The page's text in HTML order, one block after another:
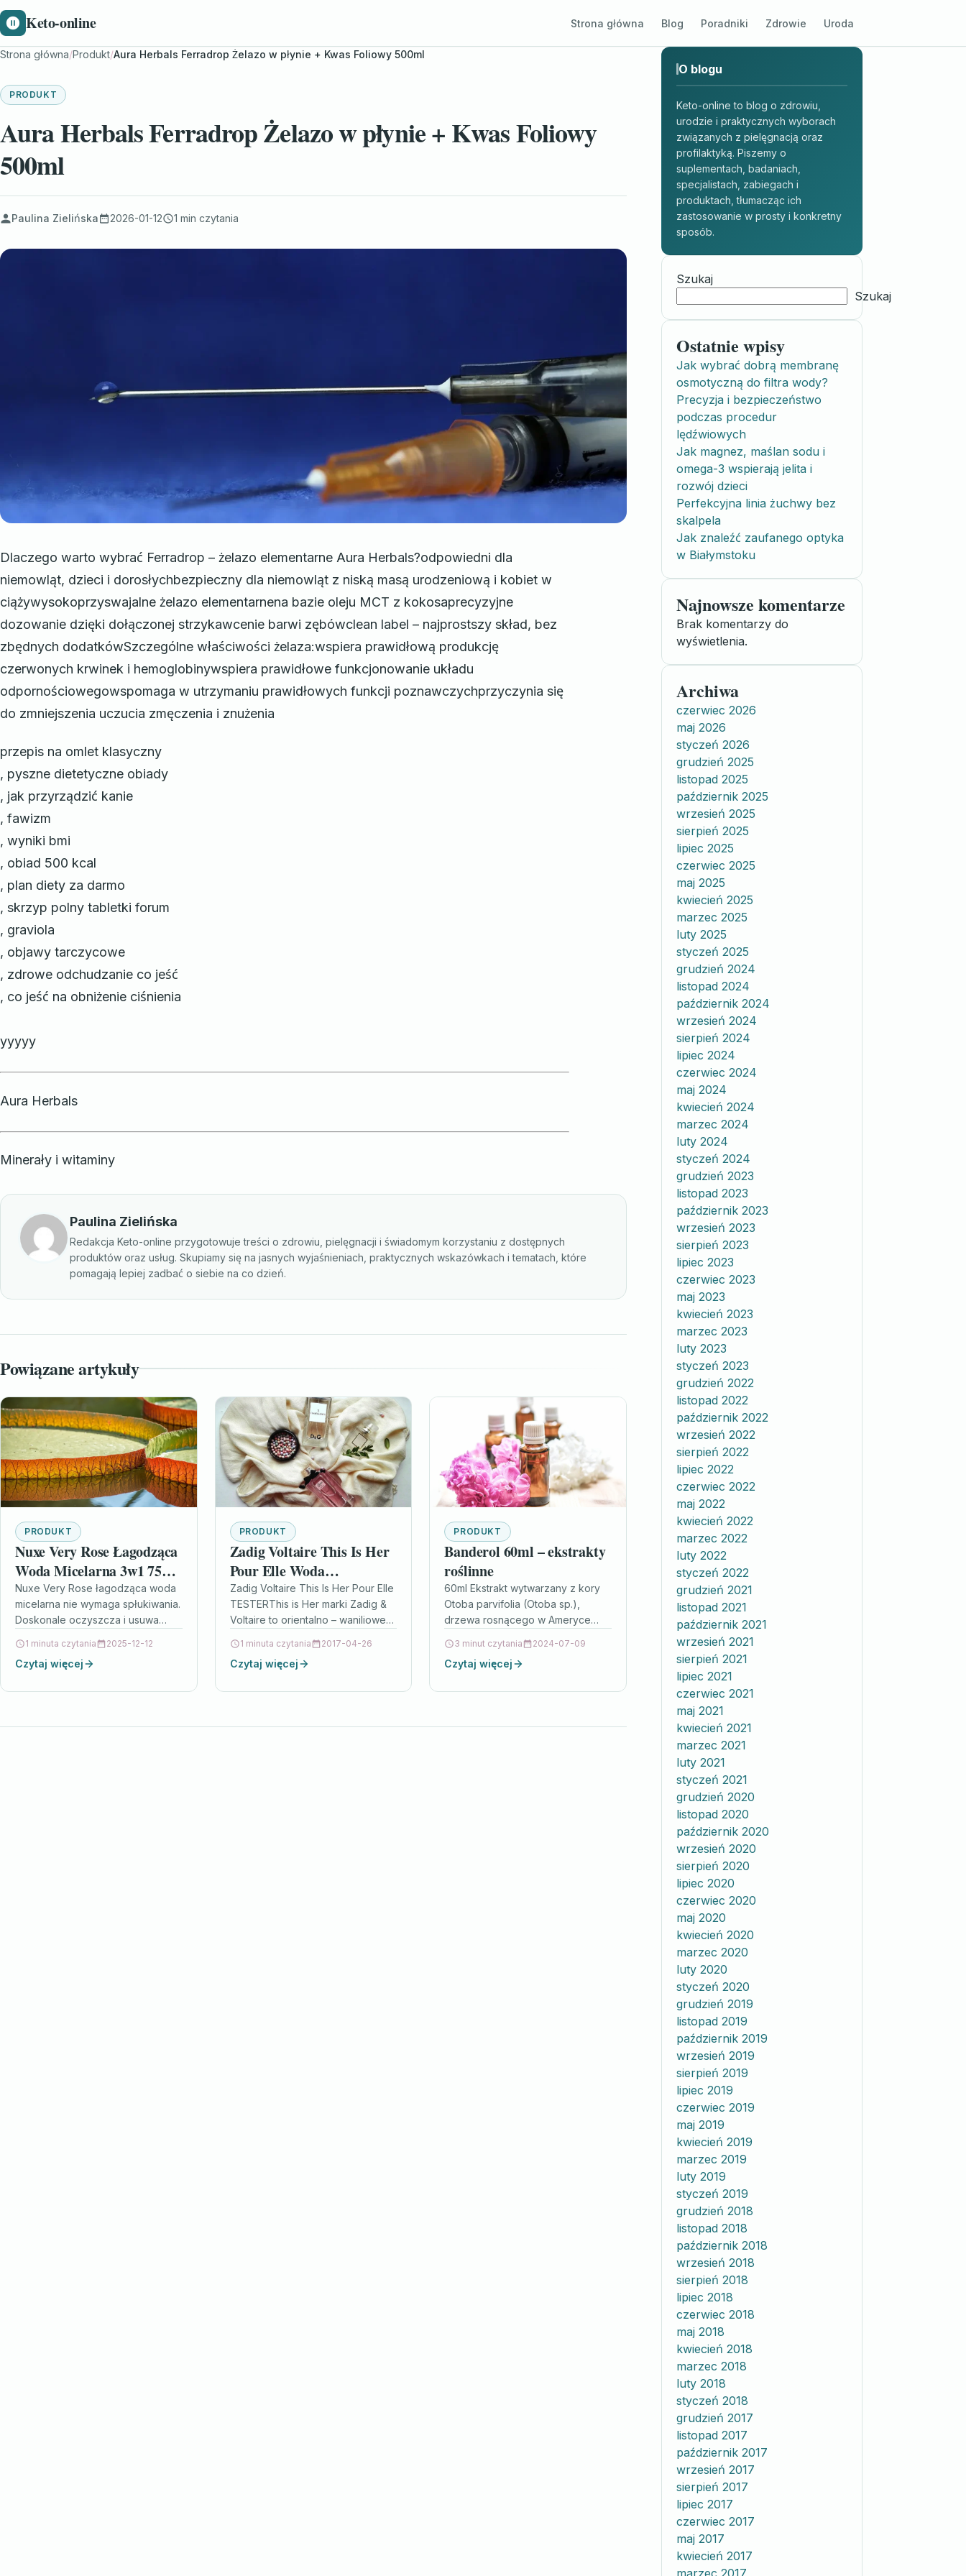
Keto-online Strona główna Blog Poradniki Zdrowie Uroda
Strona główna/Produkt/Aura Herbals Ferradrop Żelazo w płynie + Kwas Foliowy 500ml
PRODUKT
Aura Herbals Ferradrop Żelazo w płynie + Kwas Foliowy
500ml
Paulina Zielińska 2026-01-12 1 min czytania
Dlaczego warto wybrać Ferradrop – żelazo elementarne Aura Herbals?odpowiedni dla
niemowląt, dzieci i dorosłychbezpieczny dla niemowląt z niską masą urodzeniową i kobiet w
ciążywysokoprzyswajalne żelazo elementarnena bazie oleju MCT z kokosaprecyzyjne
dozowanie dzięki dołączonej strzykawcenie barwi zębówclean label – najprostszy skład, bez
zbędnych dodatkówSzczególne właściwości żelaza:wspiera prawidłową produkcję
czerwonych krwinek i hemoglobinywspiera prawidłowe funkcjonowanie układu
odpornościowegowspomaga w utrzymaniu prawidłowych funkcji poznawczychprzyczynia się
do zmniejszenia uczucia zmęczenia i znużenia
przepis na omlet klasyczny
, pyszne dietetyczne obiady
, jak przyrządzić kanie
, fawizm
, wyniki bmi
, obiad 500 kcal
, plan diety za darmo
, skrzyp polny tabletki forum
, graviola
, objawy tarczycowe
, zdrowe odchudzanie co jeść
, co jeść na obniżenie ciśnienia
yyyyy
Aura Herbals
Minerały i witaminy
Paulina Zielińska
Redakcja Keto-online przygotowuje treści o zdrowiu, pielęgnacji i świadomym korzystaniu z dostępnych
produktów oraz usług. Skupiamy się na jasnych wyjaśnieniach, praktycznych wskazówkach i tematach, które
pomagają lepiej zadbać o siebie na co dzień.
Powiązane artykuły
PRODUKT
Nuxe Very Rose Łagodząca
Woda Micelarna 3w1 750
ml
Nuxe Very Rose łagodząca woda
micelarna nie wymaga spłukiwania.
Doskonale oczyszcza i usuwa
Testowana pod kontrolą
dermatologiczną. Ma subtelny…
1 minuta czytania 2025-12-12
Czytaj więcej
PRODUKT
Zadig Voltaire This Is Her
Pour Elle Woda
Perfumowana 100ml Tester
Zadig Voltaire This Is Her Pour Elle
TESTERThis is Her marki Zadig &
Voltaire to orientalno – waniliowe
1 minuta czytania 2017-04-26
Czytaj więcej
PRODUKT
Banderol 60ml – ekstrakty
roślinne
60ml Ekstrakt wytwarzany z kory
Otoba parvifolia (Otoba sp.),
drzewa rosnącego w Ameryce
skuteczny przeciwko Borrelia
burgdorferi i koinfekcjom
3 minut czytania 2024-07-09
Czytaj więcej
O blogu
Keto-online to blog o zdrowiu,
urodzie i praktycznych wyborach
związanych z pielęgnacją oraz
profilaktyką. Piszemy o
suplementach, badaniach,
specjalistach, zabiegach i
produktach, tłumacząc ich
zastosowanie w prosty i konkretny
sposób.
Szukaj
Szukaj
Ostatnie wpisy
Jak wybrać dobrą membranę
osmotyczną do filtra wody?
Precyzja i bezpieczeństwo
podczas procedur
lędźwiowych
Jak magnez, maślan sodu i
omega-3 wspierają jelita i
rozwój dzieci
Perfekcyjna linia żuchwy bez
skalpela
Jak znaleźć zaufanego optyka
w Białymstoku
Najnowsze komentarze
Brak komentarzy do
wyświetlenia.
Archiwa
czerwiec 2026
maj 2026
styczeń 2026
grudzień 2025
listopad 2025
październik 2025
wrzesień 2025
sierpień 2025
lipiec 2025
czerwiec 2025
maj 2025
kwiecień 2025
marzec 2025
luty 2025
styczeń 2025
grudzień 2024
listopad 2024
październik 2024
wrzesień 2024
sierpień 2024
lipiec 2024
czerwiec 2024
maj 2024
kwiecień 2024
marzec 2024
luty 2024
styczeń 2024
grudzień 2023
listopad 2023
październik 2023
wrzesień 2023
sierpień 2023
lipiec 2023
czerwiec 2023
maj 2023
kwiecień 2023
marzec 2023
luty 2023
styczeń 2023
grudzień 2022
listopad 2022
październik 2022
wrzesień 2022
sierpień 2022
lipiec 2022
czerwiec 2022
maj 2022
kwiecień 2022
marzec 2022
luty 2022
styczeń 2022
grudzień 2021
listopad 2021
październik 2021
wrzesień 2021
sierpień 2021
lipiec 2021
czerwiec 2021
maj 2021
kwiecień 2021
marzec 2021
luty 2021
styczeń 2021
grudzień 2020
listopad 2020
październik 2020
wrzesień 2020
sierpień 2020
lipiec 2020
czerwiec 2020
maj 2020
kwiecień 2020
marzec 2020
luty 2020
styczeń 2020
grudzień 2019
listopad 2019
październik 2019
wrzesień 2019
sierpień 2019
lipiec 2019
czerwiec 2019
maj 2019
kwiecień 2019
marzec 2019
luty 2019
styczeń 2019
grudzień 2018
listopad 2018
październik 2018
wrzesień 2018
sierpień 2018
lipiec 2018
czerwiec 2018
maj 2018
kwiecień 2018
marzec 2018
luty 2018
styczeń 2018
grudzień 2017
listopad 2017
październik 2017
wrzesień 2017
sierpień 2017
lipiec 2017
czerwiec 2017
maj 2017
kwiecień 2017
marzec 2017